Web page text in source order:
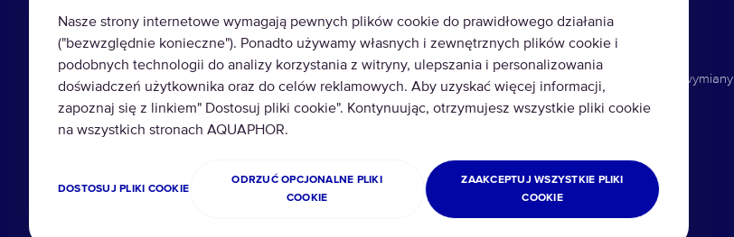
Nasze strony internetowe wymagają pewnych plików cookie do prawidłowego działania
("bezwzględnie konieczne"). Ponadto używamy własnych i zewnętrznych plików cookie i
podobnych technologii do analizy korzystania z witryny, ulepszania i personalizowania
doświadczeń użytkownika oraz do celów reklamowych. Aby uzyskać więcej informacji,
zapoznaj się z linkiem" Dostosuj pliki cookie". Kontynuując, otrzymujesz wszystkie pliki cookie
na wszystkich stronach AQUAPHOR.
DOSTOSUJ PLIKI COOKIE
ODRZUĆ OPCJONALNE PLIKI
COOKIE
ZAAKCEPTUJ WSZYSTKIE PLIKI
COOKIE
Filtry dla firm i szkół
Dobór sprzętu do uzdatniania
wody
Serwis i usługi
Rekomendowany punkty wymiany
butli CO2
Klauzula
Płatności i